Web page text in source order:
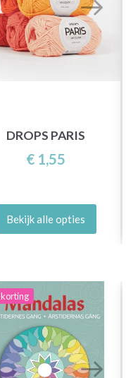
DROPS PARIS
€ 1,55
Bekijk alle opties
korting